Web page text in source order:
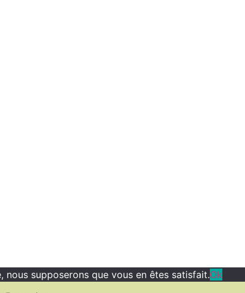
supposerons que vous en êtes satisfait.Ok